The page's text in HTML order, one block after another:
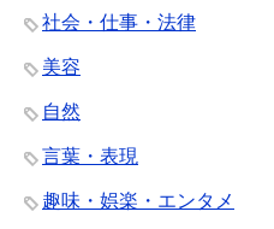
社会・仕事・法律
美容
自然
言葉・表現
趣味・娯楽・エンタメ